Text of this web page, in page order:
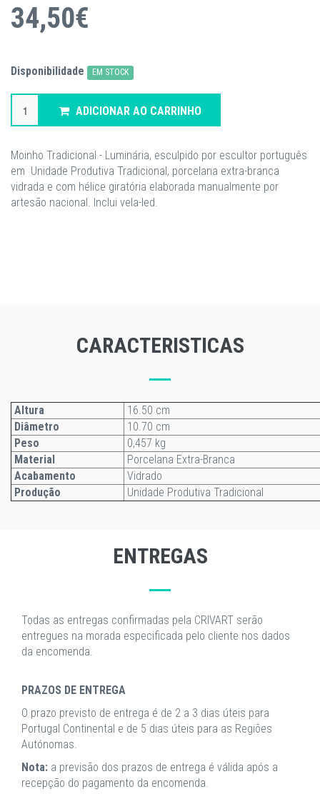
34,50€
Disponibilidade EM STOCK
ADICIONAR AO CARRINHO
Moinho Tradicional - Luminária, esculpido por escultor português
em Unidade Produtiva Tradicional, porcelana extra-branca
vidrada e com hélice giratória elaborada manualmente por
artesão nacional. Inclui vela-led.
CARACTERISTICAS
Altura
16.50 cm
Diâmetro
10.70 cm
Peso
0,457 kg
Material
Porcelana Extra-Branca
Acabamento
Vidrado
Produção
Unidade Produtiva Tradicional
ENTREGAS
Todas as entregas confirmadas pela CRIVART serão
entregues na morada especificada pelo cliente nos dados
da encomenda.
PRAZOS DE ENTREGA
O prazo previsto de entrega é de 2 a 3 dias úteis para
Portugal Continental e de 5 dias úteis para as Regiões
Autónomas.
Nota: a previsão dos prazos de entrega é válida após a
recepção do pagamento da encomenda.